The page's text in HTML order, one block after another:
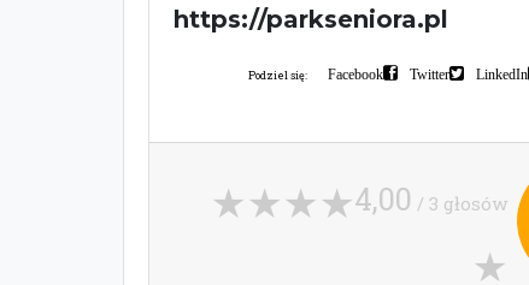
https://parkseniora.pl
Podziel się: Facebook Twitter LinkedIn
4,00 / 3 głosów